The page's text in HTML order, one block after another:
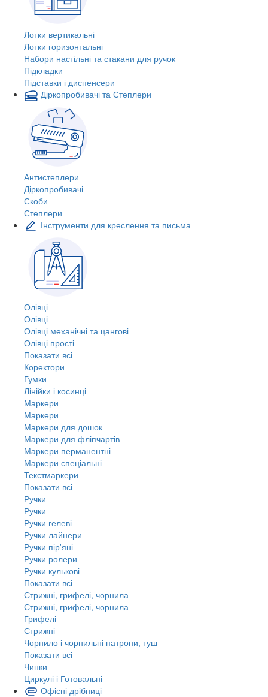
Лотки вертикальні
Лотки горизонтальні
Набори настільні та стакани для ручок
Підкладки
Підставки і диспенсери
Діркопробивачі та Степлери
Антистеплери
Діркопробивачі
Скоби
Степлери
Інструменти для креслення та письма
Олівці
Олівці
Олівці механічні та цангові
Олівці прості
Показати всі
Коректори
Гумки
Лінійки і косинці
Маркери
Маркери
Маркери для дошок
Маркери для фліпчартів
Маркери перманентні
Маркери спеціальні
Текстмаркери
Показати всі
Ручки
Ручки
Ручки гелеві
Ручки лайнери
Ручки пір'яні
Ручки ролери
Ручки кулькові
Показати всі
Стрижні, грифелі, чорнила
Стрижні, грифелі, чорнила
Грифелі
Стрижні
Чорнило і чорнильні патрони, туш
Показати всі
Чинки
Циркулі і Готовальні
Офісні дрібниці